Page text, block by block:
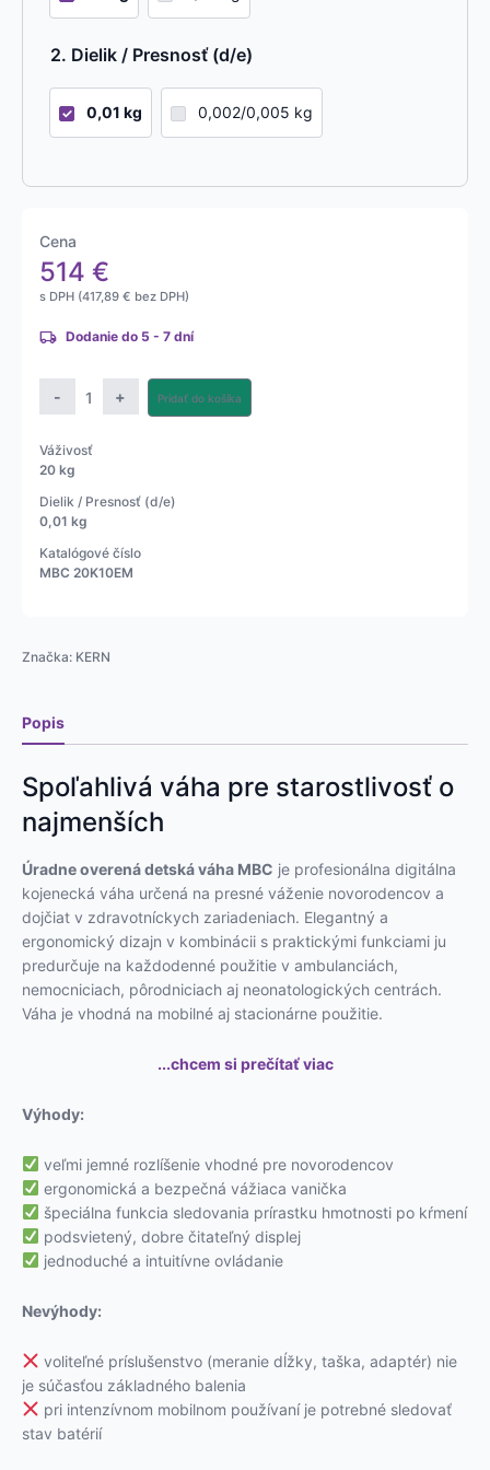
Dielik / Presnosť (d/e)
0,01 kg 0,002/0,005 kg
Cena
514 €
s DPH (417,89 € bez DPH)
Dodanie do 5 - 7 dní
-
množstvo
Úradne
detská
MBC
+ Pridať do košíka
Váživosť
20 kg
Dielik / Presnosť (d/e)
0,01 kg
Katalógové číslo
MBC 20K10EM
Značka: KERN
Popis
Spoľahlivá váha pre starostlivosť o
najmenších
Úradne overená detská váha MBC je profesionálna digitálna
kojenecká váha určená na presné váženie novorodencov a
dojčiat v zdravotníckych zariadeniach. Elegantný a
ergonomický dizajn v kombinácii s praktickými funkciami ju
predurčuje na každodenné použitie v ambulanciách,
nemocniciach, pôrodniciach aj neonatologických centrách.
Váha je vhodná na mobilné aj stacionárne použitie.
...chcem si prečítať viac
Výhody:
veľmi jemné rozlíšenie vhodné pre novorodencov
ergonomická a bezpečná vážiaca vanička
špeciálna funkcia sledovania prírastku hmotnosti po kŕmení
podsvietený, dobre čitateľný displej
jednoduché a intuitívne ovládanie
Nevýhody:
voliteľné príslušenstvo (meranie dĺžky, taška, adaptér) nie
je súčasťou základného balenia
pri intenzívnom mobilnom používaní je potrebné sledovať
stav batérií